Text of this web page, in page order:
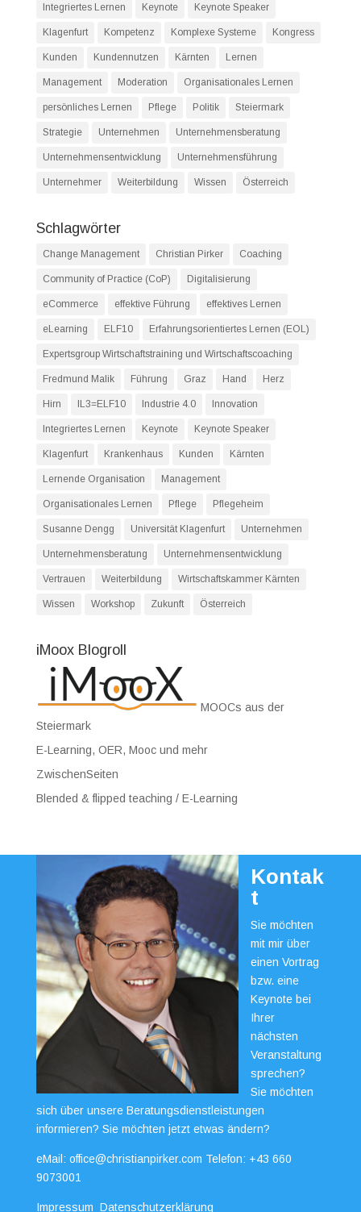
Integriertes Lernen Keynote Keynote Speaker
Klagenfurt Kompetenz Komplexe Systeme Kongress
Kunden Kundennutzen Kärnten Lernen
Management Moderation Organisationales Lernen
persönliches Lernen Pflege Politik Steiermark
Strategie Unternehmen Unternehmensberatung
Unternehmensentwicklung Unternehmensführung
Unternehmer Weiterbildung Wissen Österreich
Schlagwörter
Change Management Christian Pirker Coaching
Community of Practice (CoP) Digitalisierung
eCommerce effektive Führung effektives Lernen
eLearning ELF10 Erfahrungsorientiertes Lernen (EOL)
Expertsgroup Wirtschaftstraining und Wirtschaftscoaching
Fredmund Malik Führung Graz Hand Herz
Hirn IL3=ELF10 Industrie 4.0 Innovation
Integriertes Lernen Keynote Keynote Speaker
Klagenfurt Krankenhaus Kunden Kärnten
Lernende Organisation Management
Organisationales Lernen Pflege Pflegeheim
Susanne Dengg Universität Klagenfurt Unternehmen
Unternehmensberatung Unternehmensentwicklung
Vertrauen Weiterbildung Wirtschaftskammer Kärnten
Wissen Workshop Zukunft Österreich
iMoox Blogroll
MOOCs aus der
Steiermark
E-Learning, OER, Mooc und mehr
ZwischenSeiten
Blended & flipped teaching / E-Learning
Kontak
t
Sie möchten
mit mir über
einen Vortrag
bzw. eine
Keynote bei
Ihrer
nächsten
Veranstaltung
sprechen?
Sie möchten
sich über unsere Beratungsdienstleistungen
informieren? Sie möchten jetzt etwas ändern?
eMail: office@christianpirker.com Telefon: +43 660
9073001
Impressum Datenschutzerklärung